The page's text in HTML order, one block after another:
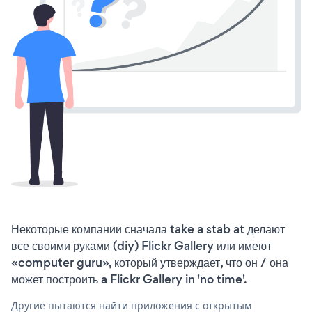
Некоторые компании сначала take a stab at делают
все своими руками (diy) Flickr Gallery или имеют
«computer guru», который утверждает, что он / она
может построить a Flickr Gallery in 'no time'.
Другие пытаются найти приложения с открытым